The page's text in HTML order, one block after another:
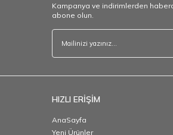
Kampanya ve indirimlerden
abone olun.
HIZLI ERİŞİM
AnaSayfa
Yeni Ürünler